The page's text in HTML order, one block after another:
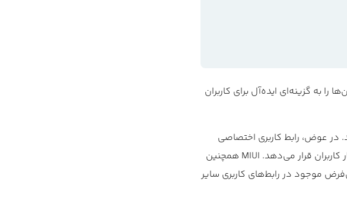
به گزینه‌ای ایده‌آل برای کاربران
در عوض، رابط کاربری اختصاصی
خود با نام MIUI را توسعه داده است که ضمن بهره‌مندی از هسته اندروید، امکانات و قابلیت‌های بیشتری را در اختیار کاربران قرار می‌دهد. MIUI همچنین
موجود در رابط‌های کاربری سایر